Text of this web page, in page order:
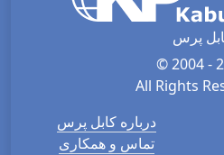
پرس
© 2004 -
All Rights
درباره کابل پرس
تماس و همکاری